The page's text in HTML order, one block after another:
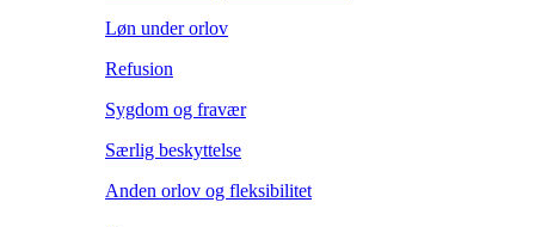
Løn under orlov
Refusion
Sygdom og fravær
Særlig beskyttelse
Anden orlov og fleksibilitet